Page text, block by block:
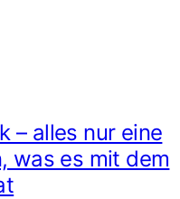
– alles nur eine
was es mit dem